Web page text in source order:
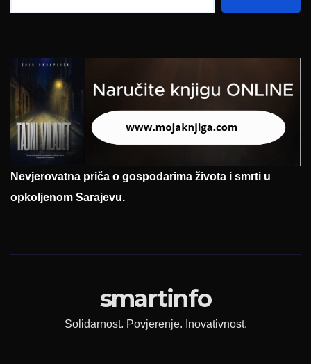
Nevjerovatna priča o gospodarima života i smrti u
opkoljenom Sarajevu.
smartinfo
Solidarnost. Povjerenje. Inovativnost.